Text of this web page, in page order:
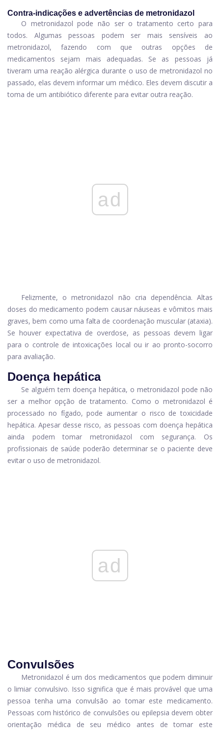
Contra-indicações e advertências de metronidazol
O metronidazol pode não ser o tratamento certo para
todos. Algumas pessoas podem ser mais sensíveis ao
metronidazol, fazendo com que outras opções de
medicamentos sejam mais adequadas. Se as pessoas já
tiveram uma reação alérgica durante o uso de metronidazol no
passado, elas devem informar um médico. Eles devem discutir a
toma de um antibiótico diferente para evitar outra reação.
ad
Felizmente, o metronidazol não cria dependência. Altas
doses do medicamento podem causar náuseas e vômitos mais
graves, bem como uma falta de coordenação muscular (ataxia).
Se houver expectativa de overdose, as pessoas devem ligar
para o controle de intoxicações local ou ir ao pronto-socorro
para avaliação.
Doença hepática
Se alguém tem doença hepática, o metronidazol pode não
ser a melhor opção de tratamento. Como o metronidazol é
processado no fígado, pode aumentar o risco de toxicidade
hepática. Apesar desse risco, as pessoas com doença hepática
ainda podem tomar metronidazol com segurança. Os
profissionais de saúde poderão determinar se o paciente deve
evitar o uso de metronidazol.
ad
Convulsões
Metronidazol é um dos medicamentos que podem diminuir
o limiar convulsivo. Isso significa que é mais provável que uma
pessoa tenha uma convulsão ao tomar este medicamento.
Pessoas com histórico de convulsões ou epilepsia devem obter
orientação médica de seu médico antes de tomar este